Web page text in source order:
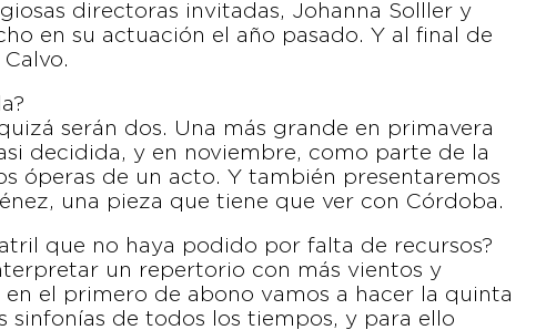
directoras invitadas, Johanna Solller y
en su actuación el año pasado. Y al final de
serán dos. Una más grande en primavera
decidida, y en noviembre, como parte de la
óperas de un acto. Y también presentaremos
una pieza que tiene que ver con Córdoba.
que no haya podido por falta de recursos?
un repertorio con más vientos y
el primero de abono vamos a hacer la quinta
sinfonías de todos los tiempos, y para ello